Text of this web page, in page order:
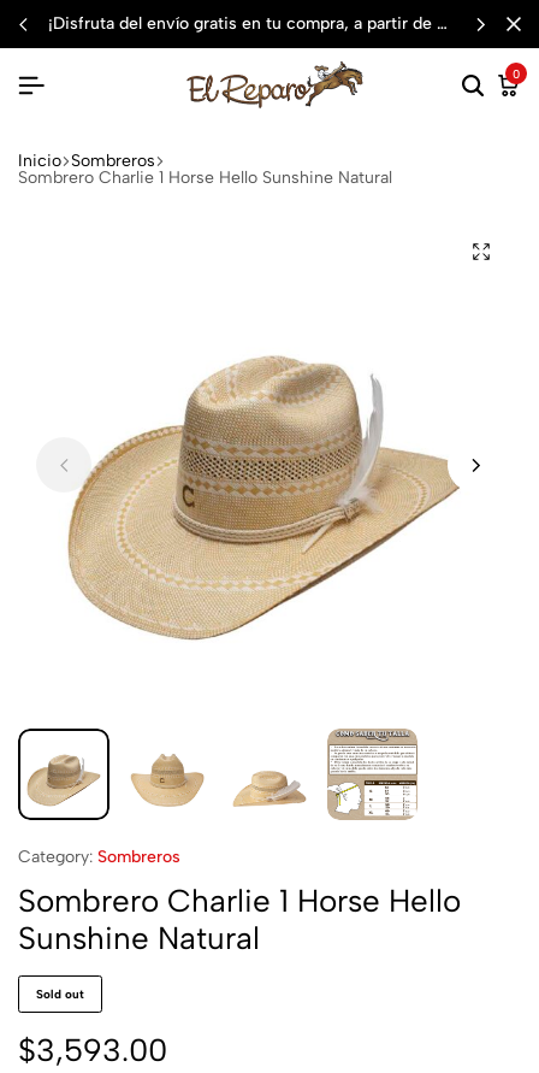
¡disfruta del envío gratis en tu compra, a partir de $3,000 mxn
0
Inicio Sombreros
Sombrero Charlie 1 Horse Hello Sunshine Natural
Category: Sombreros
Sombrero Charlie 1 Horse Hello
Sunshine Natural
Sold out
$3,593.00